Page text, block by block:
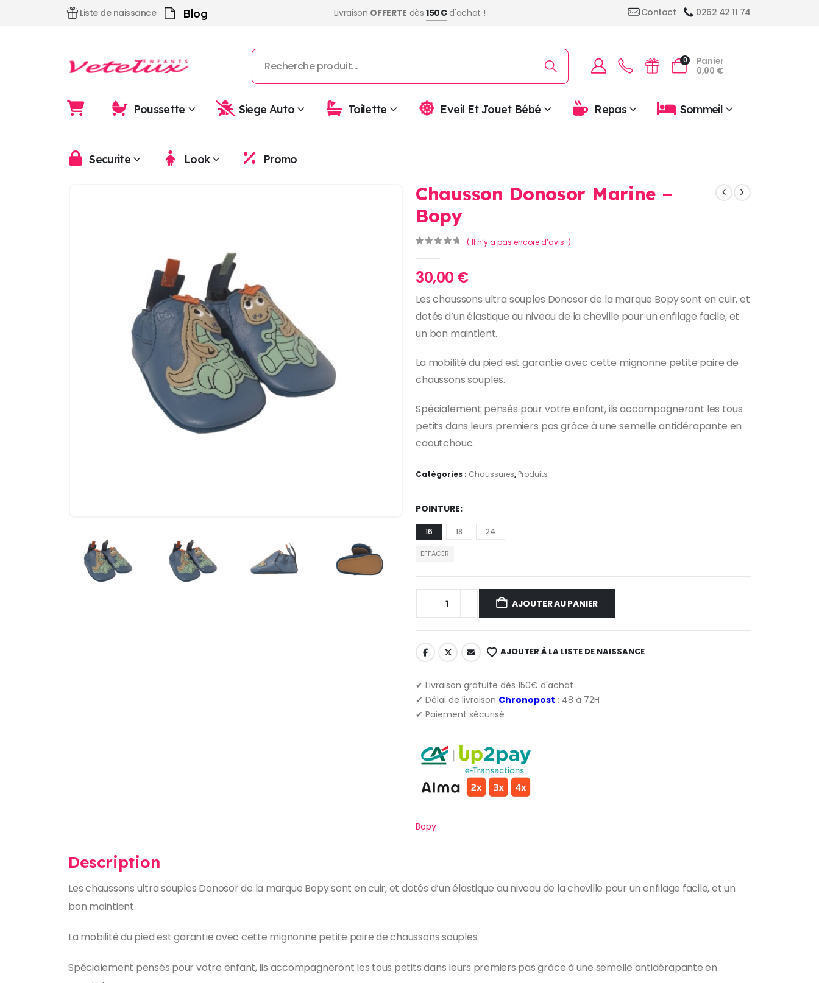
Liste de naissance Blog Livraison OFFERTE dès150€d'achat ! Contact 0262 42 11 74
0
Panier
0,00 €
Poussette Siege Auto Toilette Eveil Et Jouet Bébé Repas Sommeil
Securite Look Promo
Chausson Donosor Marine –
Bopy
( Il n’y a pas encore d’avis. )
30,00 €
Les chaussons ultra souples Donosor de la marque Bopy sont en cuir, et
dotés d’un élastique au niveau de la cheville pour un enfilage facile, et
un bon maintient.
La mobilité du pied est garantie avec cette mignonne petite paire de
chaussons souples.
Spécialement pensés pour votre enfant, ils accompagneront les tous
petits dans leurs premiers pas grâce à une semelle antidérapante en
caoutchouc.
Catégories : Chaussures, Produits
POINTURE
16 18 24
EFFACER
AJOUTER AU PANIER
AJOUTER À LA LISTE DE NAISSANCE
✔ Livraison gratuite dès 150€ d'achat
✔ Délai de livraison Chronopost : 48 à 72H
✔ Paiement sécurisé
Bopy
Description
Les chaussons ultra souples Donosor de la marque Bopy sont en cuir, et dotés d’un élastique au niveau de la cheville pour un enfilage facile, et un
bon maintient.
La mobilité du pied est garantie avec cette mignonne petite paire de chaussons souples.
Spécialement pensés pour votre enfant, ils accompagneront les tous petits dans leurs premiers pas grâce à une semelle antidérapante en